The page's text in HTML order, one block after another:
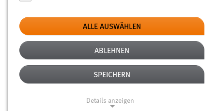
Typ
Erstellungsdatum
Alter
ALLE AUSWÄHLEN
ABLEHNEN
SPEICHERN
Details anzeigen